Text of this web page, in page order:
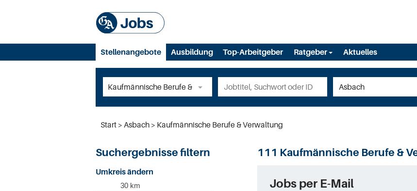
Stellenangebote Ausbildung Top-Arbeitgeber Ratgeber Aktuelles
Start Asbach Kaufmännische Berufe & Verwaltung
Suchergebnisse filtern
Umkreis ändern
30 km
111 Kaufmännische Berufe &
Jobs per E-Mail